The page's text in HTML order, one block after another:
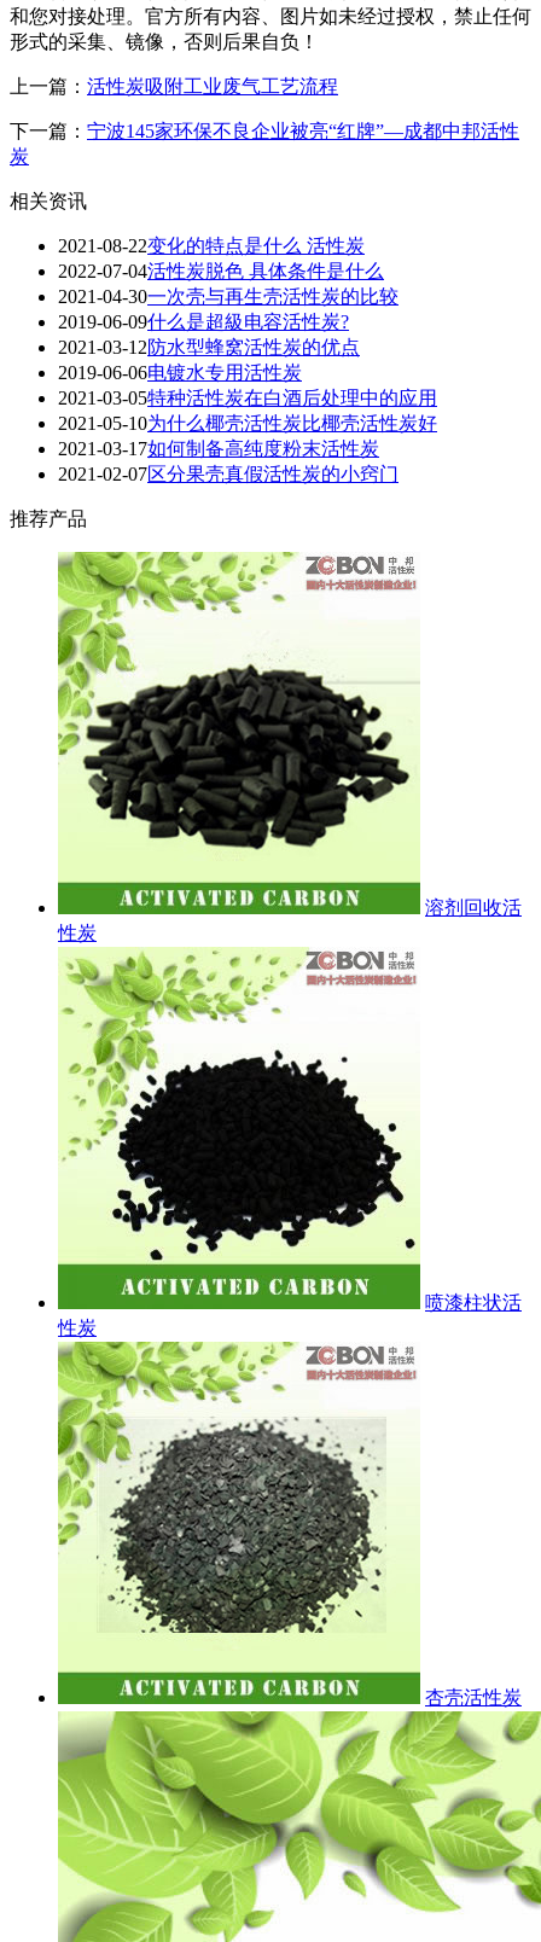
和您对接处理。官方所有内容、图片如未经过授权，禁止任何
形式的采集、镜像，否则后果自负！
上一篇： 活性炭吸附工业废气工艺流程
下一篇： 宁波145家环保不良企业被亮“红牌”—成都中邦活性
炭
相关资讯
2021-08-22变化的特点是什么 活性炭
2022-07-04活性炭脱色 具体条件是什么
2021-04-30一次壳与再生壳活性炭的比较
2019-06-09什么是超級电容活性炭?
2021-03-12防水型蜂窝活性炭的优点
2019-06-06电镀水专用活性炭
2021-03-05特种活性炭在白酒后处理中的应用
2021-05-10为什么椰壳活性炭比椰壳活性炭好
2021-03-17如何制备高纯度粉末活性炭
2021-02-07区分果壳真假活性炭的小窍门
推荐产品
溶剂回收活
性炭
喷漆柱状活
性炭
杏壳活性炭